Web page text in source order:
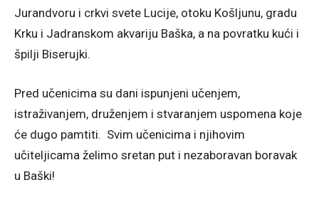
Jurandvoru i crkvi svete Lucije, otoku Košljunu, gradu
Krku i Jadranskom akvariju Baška, a na povratku kući i
špilji Biserujki.
Pred učenicima su dani ispunjeni učenjem,
istraživanjem, druženjem i stvaranjem uspomena koje
će dugo pamtiti. Svim učenicima i njihovim
učiteljicama želimo sretan put i nezaboravan boravak
u Baški!